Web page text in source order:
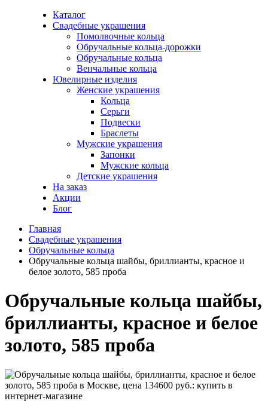
Каталог
Свадебные украшения
Помолвочные кольца
Обручальные кольца-дорожки
Обручальные кольца
Венчальные кольца
Ювелирные изделия
Женские украшения
Кольца
Серьги
Подвески
Браслеты
Мужские украшения
Запонки
Мужские кольца
Детские украшения
На заказ
Акции
Блог
Главная
Свадебные украшения
Обручальные кольца
Обручальные кольца шайбы, бриллианты, красное и
белое золото, 585 проба
Обручальные кольца шайбы,
бриллианты, красное и белое
золото, 585 проба